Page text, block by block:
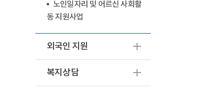
노인일자리 및 어르신 사회활
동 지원사업
외국인 지원
복지상담